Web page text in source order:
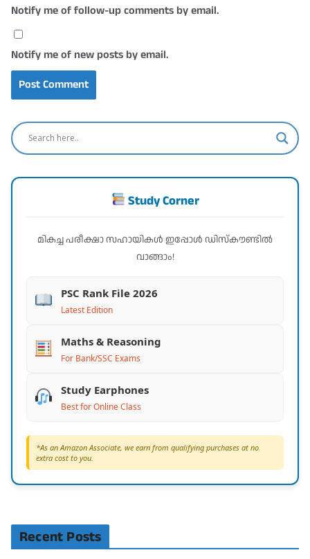
Notify me of follow-up comments by email.
Notify me of new posts by email.
Study Corner
മികച്ച പരീക്ഷാ സഹായികൾ ഇപ്പോൾ ഡിസ്കൗണ്ടിൽ
വാങ്ങാം!
PSC Rank File 2026
Latest Edition
Maths & Reasoning
For Bank/SSC Exams
Study Earphones
Best for Online Class
*As an Amazon Associate, we earn from qualifying purchases at no
extra cost to you.
Recent Posts